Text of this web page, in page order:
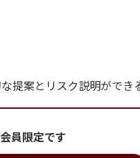
案とリスク説明ができ
員限定です